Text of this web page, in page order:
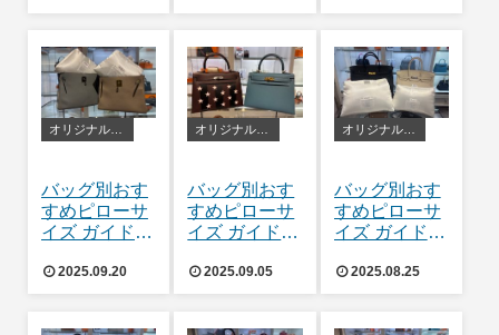
オリジナルバッグピロー
バッグ別おす
すめピローサ
イズ ガイド
【第二弾 28セ
ンチ・32セン
2025.09.20
バッグ別おす
すめピローサ
イズ ガイド
2025.09.05
オリジナルバッグピロー
バッグ別おす
すめピローサ
イズ ガイド
【第二弾 40セ
ンチ】
2025.08.25